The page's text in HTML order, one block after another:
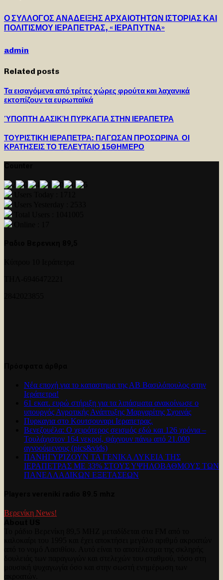
Ο ΣΥΛΛΟΓΟΣ ΑΝΑΔΕΙΞΗΣ ΑΡΧΑΙΟΤΗΤΩΝ ΙΣΤΟΡΙΑΣ ΚΑΙ
ΠΟΛΙΤΙΣΜΟΥ ΙΕΡΑΠΕΤΡΑΣ, « ΙΕΡΑΠΥΤΝΑ»
admin
Related posts
Τα εισαγόμενα από τρίτες χώρες φρούτα και λαχανικά
εκτοπίζουν τα ευρωπαϊκά
ΎΠΟΠΤΗ ΔΑΣΙΚΉ ΠΥΡΚΑΓΙΑ ΣΤΗΝ ΙΕΡΑΠΕΤΡΑ
ΤΟΥΡΙΣΤΙΚΗ ΙΕΡΑΠΕΤΡΑ: ΠΑΓΩΣΑΝ ΠΡΟΣΩΡΙΝΑ ΟΙ
ΚΡΑΤΗΣΕΙΣ ΤΟ ΤΕΛΕΥΤΑΙΟ 15ΘΗΜΕΡΟ
Νέα εποχή για το καταστημα της ΑΒ Βασιλόπουλος στην
Ιεράπετρα!
61 εκατ. ευρώ στήριξη για τα λιπάσματα ανακοίνωσε ο
υπουργός Αγροτικής Ανάπτυξης Μαργαρίτης Σχοινάς
Πυρκαγια στο Κουτσουναρι Ιεραπετρας.
Βενεζουέλα: Ο χειρότερος σεισμός εδώ και 126 χρόνια –
Τουλάχιστον 164 νεκροί, ψάχνουν πάνω από 21.000
αγνοούμενους (pics&vids)
ΠΑΝΗΓΥΡΊΖΟΥΝ ΤΑ ΓΕΝΙΚΑ ΛΥΚΕΙΑ ΤΗΣ
ΙΕΡΑΠΕΤΡΑΣ ΜΕ 33% ΣΤΟΥΣ ΥΨΗΛΟΒΑΘΜΟΥΣ ΤΩΝ
ΠΑΝΕΛΛΑΔΙΚΩΝ ΕΞΕΤΑΣΕΩΝ
Βερενίκη News!